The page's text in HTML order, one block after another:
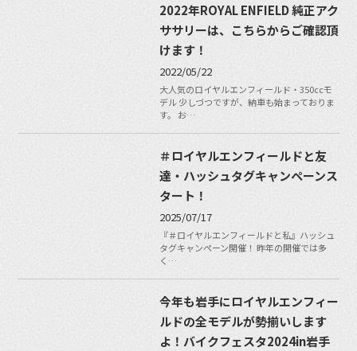
2022年ROYAL ENFIELD 純正アク
ササリーは、こちらからご確認頂
けます！
2022/05/22
大人気のロイヤルエンフィールド・350ccモ
デル 少しづつですが、納車も始まっておりま
す。 お…
＃ロイヤルエンフィールドと友
達・ハッシュタグキャンペーンス
タート！
2025/07/17
『＃ロイヤルエンフィールドと私』ハッシュ
タグキャンペーン開催！ 昨年の開催では多
く…
今年も岩手にロイヤルエンフィー
ルドの全モデルが勢揃いします
よ！バイクフェスタ2024in岩手